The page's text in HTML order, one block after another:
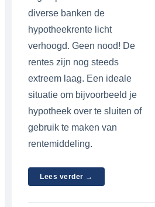
diverse banken de
hypotheekrente licht
verhoogd. Geen nood! De
rentes zijn nog steeds
extreem laag. Een ideale
situatie om bijvoorbeeld je
hypotheek over te sluiten of
gebruik te maken van
rentemiddeling.
Lees verder →